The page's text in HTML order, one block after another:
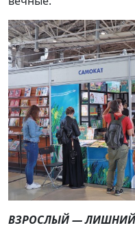
ВЗРОСЛЫЙ — ЛИШНИЙ